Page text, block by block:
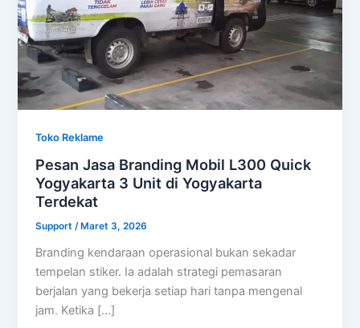
Toko Reklame
Pesan Jasa Branding Mobil L300 Quick
Yogyakarta 3 Unit di Yogyakarta
Terdekat
Support/ Maret 3, 2026
Branding kendaraan operasional bukan sekadar
tempelan stiker. Ia adalah strategi pemasaran
berjalan yang bekerja setiap hari tanpa mengenal
jam. Ketika […]